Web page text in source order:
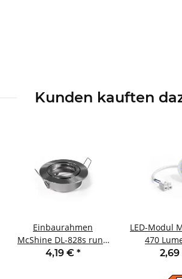
Kunden kauften
Einbaurahmen
McShine DL-828s rund
Ø82mm schwenkbar
4,19 € *
LED-Modul
470
50x23mm